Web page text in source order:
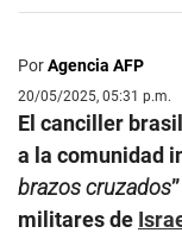
PorAgencia AFP
20/05/2025, 05:31 p.m.
El canciller
a la comunidad
brazos cruzados
militares de